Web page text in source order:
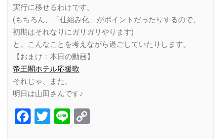
実行に移せるわけです。
(もちろん、「仕組み化」がポイントだったりするので、
初期はそれなりにガリガリやります)
と、こんなことを考えながら過ごしていたりします。
【おまけ：本日の動画】
帝王閣ホテル応援歌
それじゃ、また。
明日は山田さんです♪
Facebook
Twitter
Line